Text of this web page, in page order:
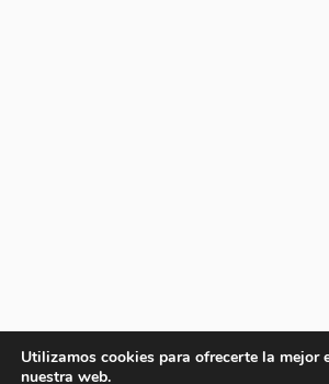
Utilizamos cookies para ofrecerte la mejor
nuestra web.